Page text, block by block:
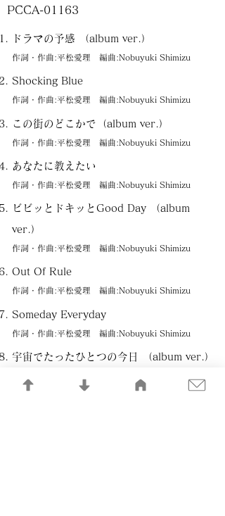
ドラマの予感 （album ver.）
作詞・作曲:平松愛理 編曲:Nobuyuki Shimizu
Shocking Blue
作詞・作曲:平松愛理 編曲:Nobuyuki Shimizu
この街のどこかで（album ver.）
作詞・作曲:平松愛理 編曲:Nobuyuki Shimizu
あなたに教えたい
作詞・作曲:平松愛理 編曲:Nobuyuki Shimizu
ビビッとドキッとGood Day （album
ver.）
作詞・作曲:平松愛理 編曲:Nobuyuki Shimizu
Out Of Rule
作詞・作曲:平松愛理 編曲:Nobuyuki Shimizu
Someday Everyday
作詞・作曲:平松愛理 編曲:Nobuyuki Shimizu
宇宙でたったひとつの今日 （album ver.）
PCCA-01163